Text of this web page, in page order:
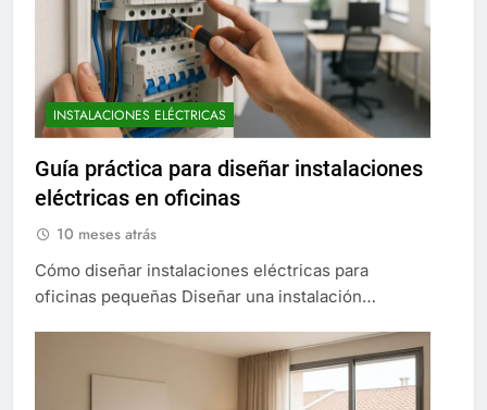
INSTALACIONES ELÉCTRICAS
Guía práctica para diseñar instalaciones
eléctricas en oficinas
10 meses atrás
Cómo diseñar instalaciones eléctricas para
oficinas pequeñas Diseñar una instalación…